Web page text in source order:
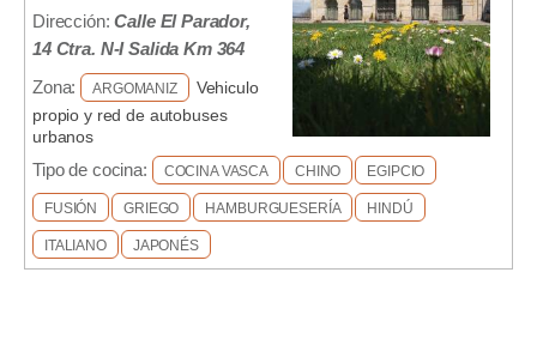
Dirección:Calle El Parador,
14 Ctra. N-I Salida Km 364
Zona:
ARGOMANIZ
Vehiculo
propio y red de autobuses
urbanos
Tipo de cocina:
COCINA VASCA CHINO EGIPCIO
FUSIÓN GRIEGO HAMBURGUESERÍA HINDÚ
ITALIANO JAPONÉS